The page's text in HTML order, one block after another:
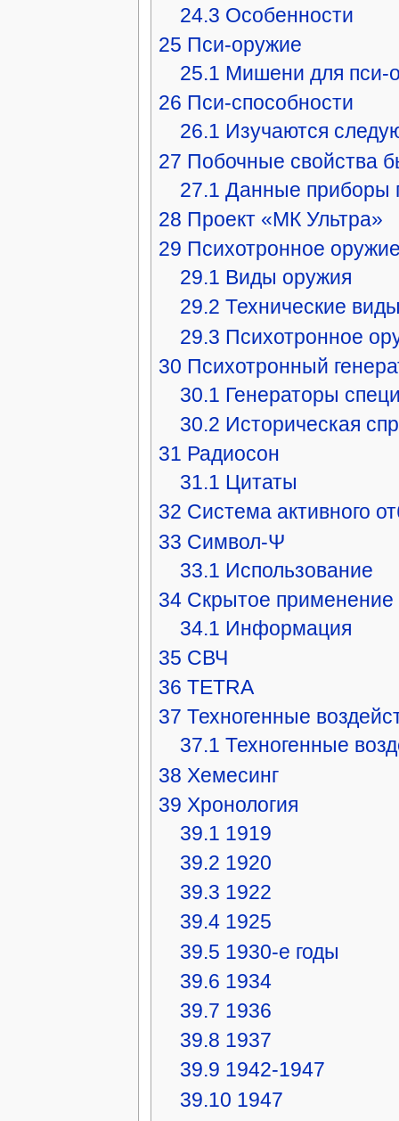
24.3 Особенности
25 Пси-оружие
25.1 Мишени для пси-
26 Пси-способности
26.1 Изучаются
27 Побочные свойства
27.1 Данные приборы
28 Проект «МК Ультра»
29 Психотронное
29.1 Виды оружия
29.2 Технические
29.3 Психотронное
30 Психотронный
30.1 Генераторы
30.2 Историческая
31 Радиосон
31.1 Цитаты
32 Система активного
33 Символ-Ψ
33.1 Использование
34 Скрытое применение
34.1 Информация
35 СВЧ
36 TETRA
37 Техногенные
37.1 Техногенные
38 Хемесинг
39 Хронология
39.1 1919
39.2 1920
39.3 1922
39.4 1925
39.5 1930-е годы
39.6 1934
39.7 1936
39.8 1937
39.9 1942-1947
39.10 1947